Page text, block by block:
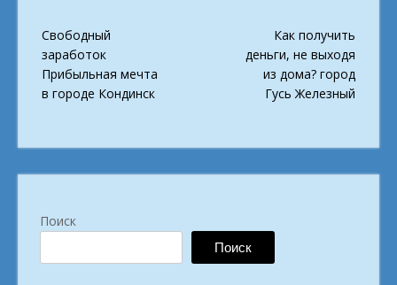
navigation
Свободный
заработок
Прибыльная мечта
в городе Кондинск
Как получить
деньги, не выходя
из дома? город
Гусь Железный
Поиск
Поиск